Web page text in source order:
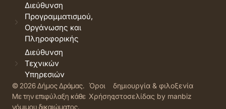
Διεύθυνση
Προγραμματισμού,
Οργάνωσης και
Πληροφορικής
Διεύθυνση
Τεχνικών
Υπηρεσιών
© 2026 Δήμος Δράμας.
Με την επιφύλαξη κάθε
νόμιμου δικαιώματος.
Όροι
Χρήσης
δημιουργία & φιλοξενία
ιστοσελίδας by manbiz